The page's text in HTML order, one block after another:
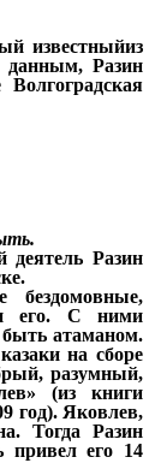
известныйиз
данным, Разин
деятель Разин
его. С ними
атаманом.
на сборе
разумный,
(из книги
год). Яковлев,
Тогда Разин
привел его 14